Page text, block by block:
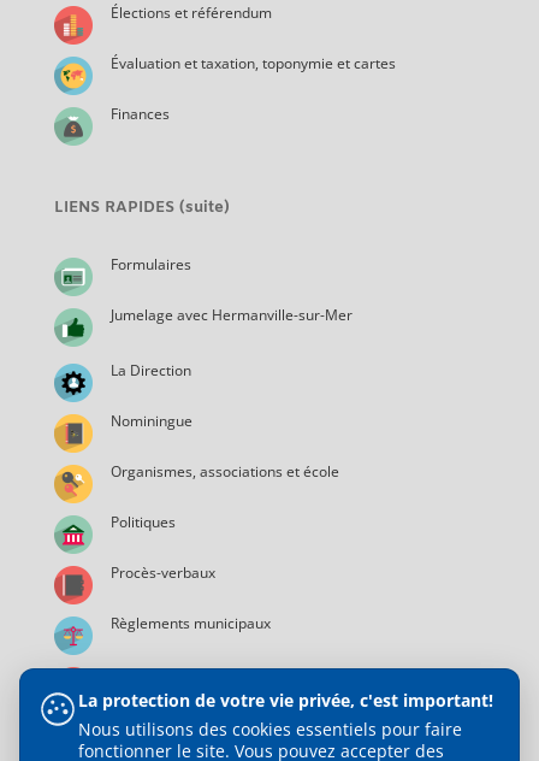
Élections et référendum
Évaluation et taxation, toponymie et cartes
Finances
LIENS RAPIDES (suite)
Formulaires
Jumelage avec Hermanville-sur-Mer
La Direction
Nominingue
Organismes, associations et école
Politiques
Procès-verbaux
Règlements municipaux
Services municipaux
La protection de votre vie privée, c'est important!
Nous utilisons des cookies essentiels pour faire
fonctionner le site. Vous pouvez accepter des